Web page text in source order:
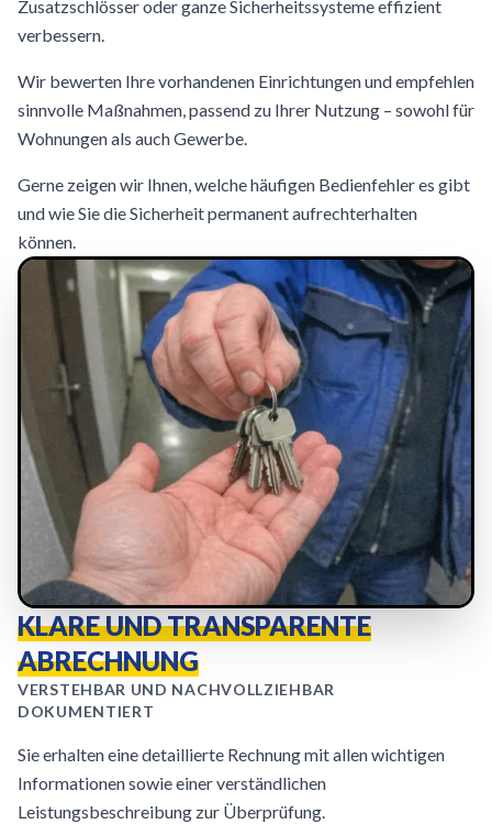
Zusatzschlösser oder ganze Sicherheitssysteme effizient
verbessern.
Wir bewerten Ihre vorhandenen Einrichtungen und empfehlen
sinnvolle Maßnahmen, passend zu Ihrer Nutzung – sowohl für
Wohnungen als auch Gewerbe.
Gerne zeigen wir Ihnen, welche häufigen Bedienfehler es gibt
und wie Sie die Sicherheit permanent aufrechterhalten
können.
KLARE UND TRANSPARENTE
ABRECHNUNG
VERSTEHBAR UND NACHVOLLZIEHBAR
DOKUMENTIERT
Sie erhalten eine detaillierte Rechnung mit allen wichtigen
Informationen sowie einer verständlichen
Leistungsbeschreibung zur Überprüfung.